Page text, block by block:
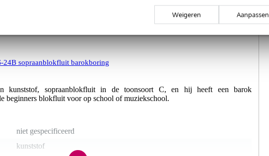
Weigeren Aanpassen
24B sopraanblokfluit barokboring
kunststof, sopraanblokfluit in de toonsoort C, en hij heeft een barok
beginners blokfluit voor op school of muziekschool.
niet gespecificeerd
kunststof